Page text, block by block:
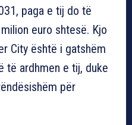
paga e tij do të
euro shtesë. Kjo
City është i gatshëm
të ardhmen e tij, duke
për